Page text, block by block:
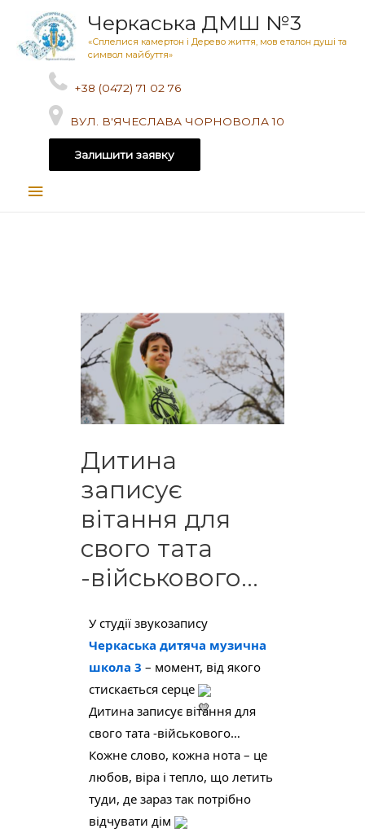
Черкаська ДМШ №3
«Сплелися камертон і Дерево життя, мов еталон душі та
символ майбуття»
+38 (0472) 71 02 76
ВУЛ. В'ЯЧЕСЛАВА ЧОРНОВОЛА 10
Залишити заявку
Дитина
записує
вітання для
свого тата
-військового…
У студії звукозапису
Черкаська дитяча музична
школа 3 – момент, від якого
стискається серце
Дитина записує вітання для
свого тата -військового…
Кожне слово, кожна нота – це
любов, віра і тепло, що летить
туди, де зараз так потрібно
відчувати дім